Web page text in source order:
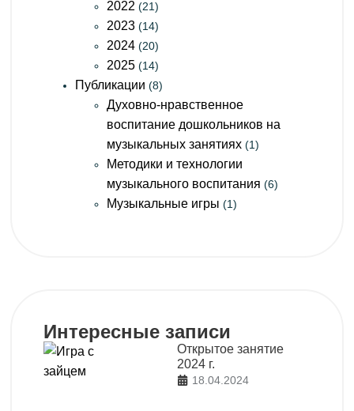
2022 (21)
2023 (14)
2024 (20)
2025 (14)
Публикации (8)
Духовно-нравственное
воспитание дошкольников на
музыкальных занятиях (1)
Методики и технологии
музыкального воспитания (6)
Музыкальные игры (1)
Интересные записи
Открытое занятие
2024 г.
18.04.2024